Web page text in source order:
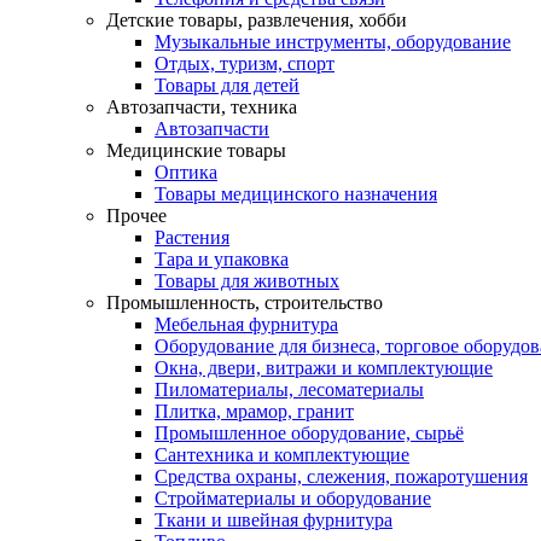
Детские товары, развлечения, хобби
Музыкальные инструменты, оборудование
Отдых, туризм, спорт
Товары для детей
Автозапчасти, техника
Автозапчасти
Медицинские товары
Оптика
Товары медицинского назначения
Прочее
Растения
Тара и упаковка
Товары для животных
Промышленность, строительство
Мебельная фурнитура
Оборудование для бизнеса, торговое
Окна, двери, витражи и комплектующие
Пиломатериалы, лесоматериалы
Плитка, мрамор, гранит
Промышленное оборудование, сырьё
Сантехника и комплектующие
Средства охраны, слежения, пожаротушения
Стройматериалы и оборудование
Ткани и швейная фурнитура